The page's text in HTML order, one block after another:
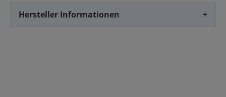
Hersteller Informationen +